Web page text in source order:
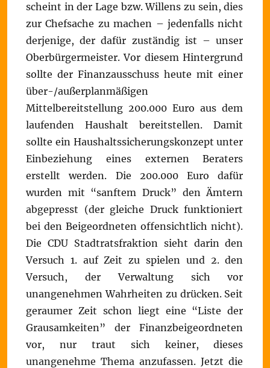
scheint in der Lage bzw. Willens zu sein, dies
zur Chefsache zu machen – jedenfalls nicht
derjenige, der dafür zuständig ist – unser
Oberbürgermeister. Vor diesem Hintergrund
sollte der Finanzausschuss heute mit einer
über-/außerplanmäßigen
Mittelbereitstellung 200.000 Euro aus dem
laufenden Haushalt bereitstellen. Damit
sollte ein Haushaltssicherungskonzept unter
Einbeziehung eines externen Beraters
erstellt werden. Die 200.000 Euro dafür
wurden mit “sanftem Druck” den Ämtern
abgepresst (der gleiche Druck funktioniert
bei den Beigeordneten offensichtlich nicht).
Die CDU Stadtratsfraktion sieht darin den
Versuch 1. auf Zeit zu spielen und 2. den
Versuch, der Verwaltung sich vor
unangenehmen Wahrheiten zu drücken. Seit
geraumer Zeit schon liegt eine “Liste der
Grausamkeiten” der Finanzbeigeordneten
vor, nur traut sich keiner, dieses
unangenehme Thema anzufassen. Jetzt die